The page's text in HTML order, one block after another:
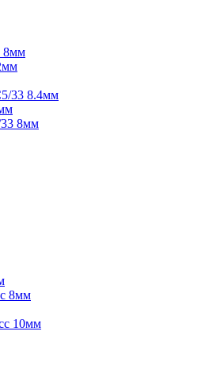
8мм
33 8.4мм
8мм
8мм
10мм